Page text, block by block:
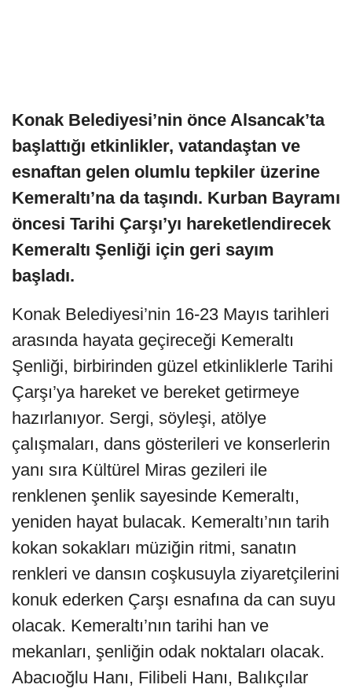
Konak Belediyesi’nin önce Alsancak’ta
başlattığı etkinlikler, vatandaştan ve
esnaftan gelen olumlu tepkiler üzerine
Kemeraltı’na da taşındı. Kurban Bayramı
öncesi Tarihi Çarşı’yı hareketlendirecek
Kemeraltı Şenliği için geri sayım
başladı.
Konak Belediyesi’nin 16-23 Mayıs tarihleri
arasında hayata geçireceği Kemeraltı
Şenliği, birbirinden güzel etkinliklerle Tarihi
Çarşı’ya hareket ve bereket getirmeye
hazırlanıyor. Sergi, söyleşi, atölye
çalışmaları, dans gösterileri ve konserlerin
yanı sıra Kültürel Miras gezileri ile
renklenen şenlik sayesinde Kemeraltı,
yeniden hayat bulacak. Kemeraltı’nın tarih
kokan sokakları müziğin ritmi, sanatın
renkleri ve dansın coşkusuyla ziyaretçilerini
konuk ederken Çarşı esnafına da can suyu
olacak. Kemeraltı’nın tarihi han ve
mekanları, şenliğin odak noktaları olacak.
Abacıoğlu Hanı, Filibeli Hanı, Balıkçılar